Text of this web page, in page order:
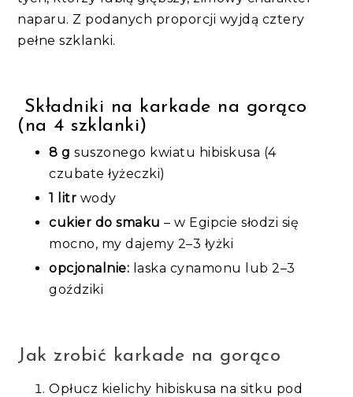
naparu. Z podanych proporcji wyjdą cztery
pełne szklanki.
Składniki na karkade na gorąco
(na 4 szklanki)
8 g suszonego kwiatu hibiskusa (4
czubate łyżeczki)
1 litr wody
cukier do smaku – w Egipcie słodzi się
mocno, my dajemy 2–3 łyżki
opcjonalnie: laska cynamonu lub 2–3
goździki
Jak zrobić karkade na gorąco
Opłucz kielichy hibiskusa na sitku pod